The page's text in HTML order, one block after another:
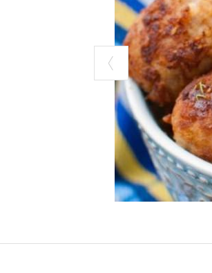
Tra gli antipasti
acqua dolce,
sia nel comasco sia
delicato e molto
direttamente ai
difficile da trattare!